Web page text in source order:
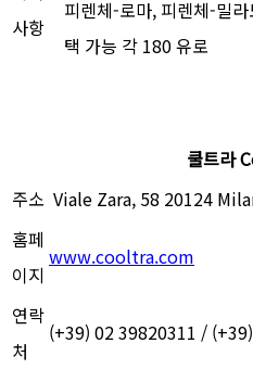
사항
피렌체-로마, 피렌체-밀
택 가능 각 180 유로
쿨트라
주소 Viale Zara, 58 20124
홈페
이지
www.cooltra.com
연락
처
(+39) 02 39820311 /